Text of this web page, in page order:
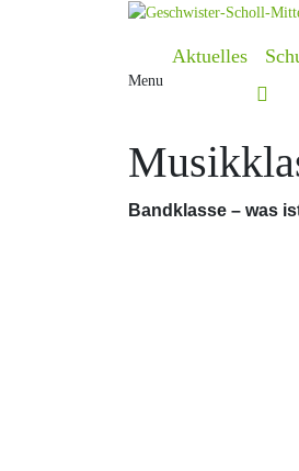
Menu
Aktuelles
Bandklasse – was